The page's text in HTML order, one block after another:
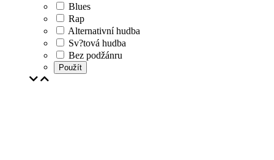
Blues
Rap
Alternativní hudba
Sv?tová hudba
Bez podžánru
Použít